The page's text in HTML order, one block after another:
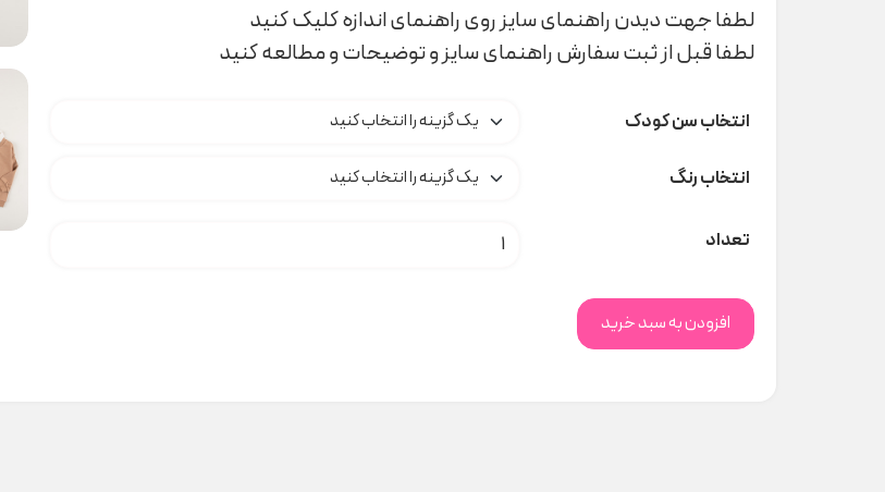
لطفا جهت دیدن راهنمای سایز روی راهنمای اندازه کلیک کنید
لطفا قبل از ثبت سفارش راهنمای سایز و توضیحات و مطالعه کنید
انتخاب سن کودک
انتخاب رنگ
تعداد بلوز یقه دار poloni کد C000237 عدد
افزودن به سبد خرید